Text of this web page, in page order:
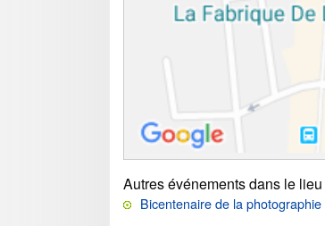
Autres événements dans le lieu
Bicentenaire de la